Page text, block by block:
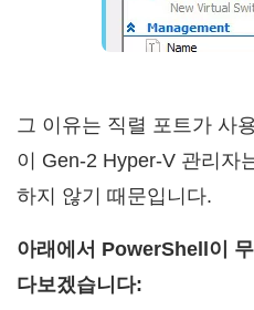
그 이유는 직렬 포트가 사
이 Gen-2 Hyper-V 관리자
하지 않기 때문입니다.
아래에서 PowerShell이
다보겠습니다: